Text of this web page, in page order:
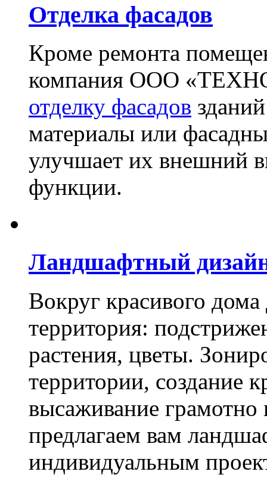
Отделка фасадов
Кроме ремонта
компания ООО
отделку фасадов
материалы или
улучшает их внешний
функции.
Ландшафтный
Вокруг красивого
территория:
растения, цветы.
территории, создание
высаживание
предлагаем вам
индивидуальным